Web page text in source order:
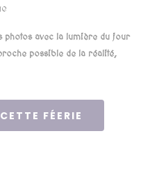
photos avec la lumière du jour
possible de la réalité,
FÉERIE